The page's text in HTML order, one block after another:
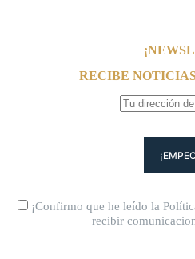
RECIBE
¡Confirmo que he leído la
recibir